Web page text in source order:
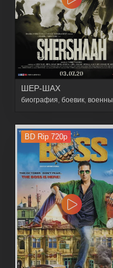
ШЕР-ШАХ
биография боевик военный
BD Rip 720p